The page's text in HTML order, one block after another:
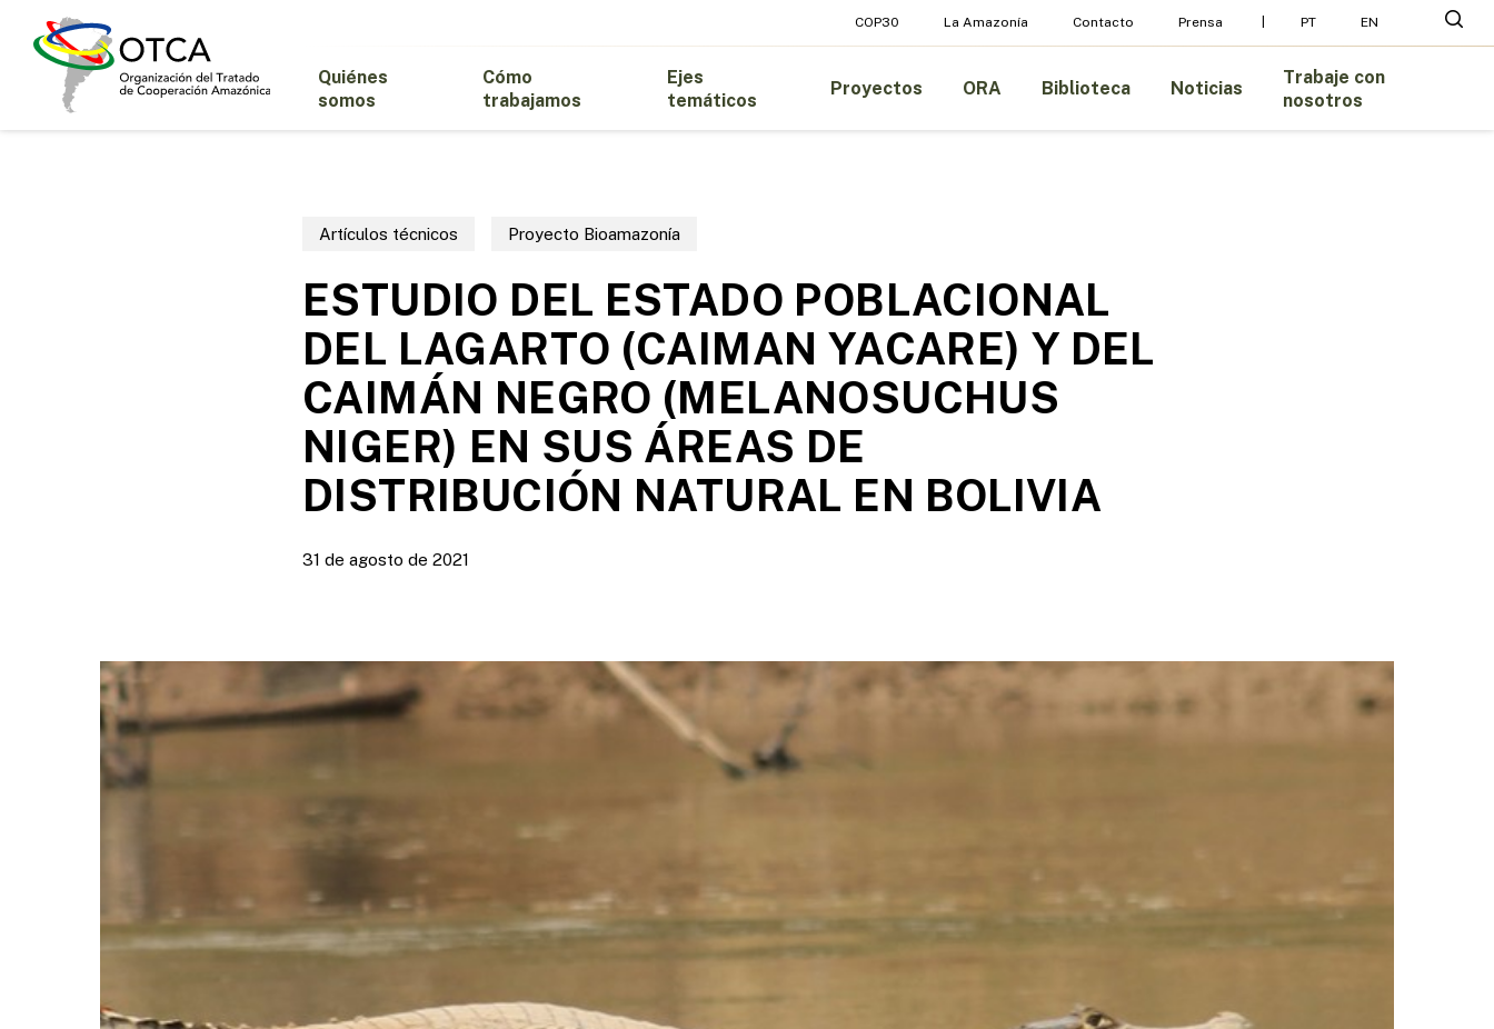
COP30 La Amazonía Contacto Prensa PT EN
Presione enter para buscar o ESC para cerrar
Quiénes
somos
Cómo
trabajamos
Ejes
temáticos
Proyectos ORA Biblioteca Noticias
Trabaje con
nosotros
Artículos técnicos Proyecto Bioamazonía
ESTUDIO DEL ESTADO POBLACIONAL
DEL LAGARTO (CAIMAN YACARE) Y DEL
CAIMÁN NEGRO (MELANOSUCHUS
NIGER) EN SUS ÁREAS DE
DISTRIBUCIÓN NATURAL EN BOLIVIA
31 de agosto de 2021
Menu